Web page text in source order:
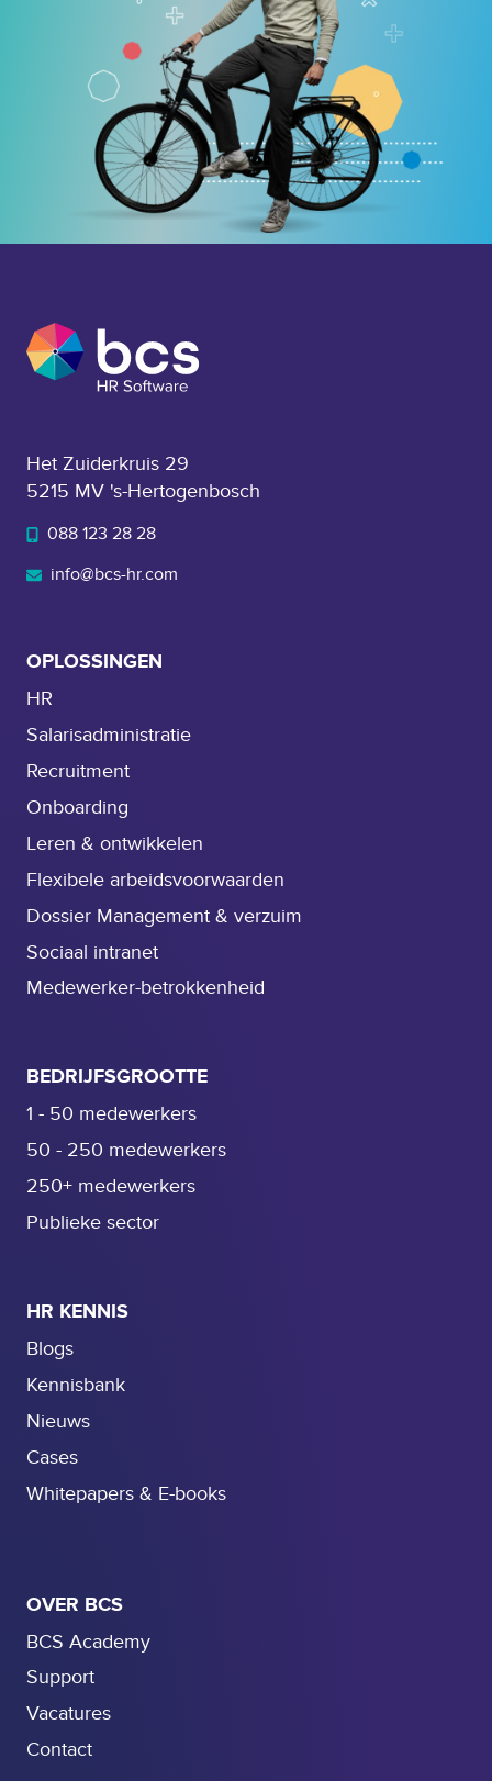
Het Zuiderkruis 29
5215 MV 's-Hertogenbosch
088 123 28 28
info@bcs-hr.com
OPLOSSINGEN
HR
Salarisadministratie
Recruitment
Onboarding
Leren & ontwikkelen
Flexibele arbeidsvoorwaarden
Dossier Management & verzuim
Sociaal intranet
Medewerker-betrokkenheid
BEDRIJFSGROOTTE
1 - 50 medewerkers
50 - 250 medewerkers
250+ medewerkers
Publieke sector
HR KENNIS
Blogs
Kennisbank
Nieuws
Cases
Whitepapers & E-books
OVER BCS
BCS Academy
Support
Vacatures
Contact